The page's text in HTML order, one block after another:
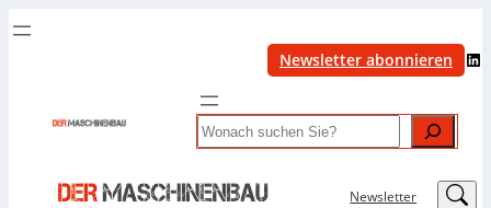
Newsletter abonnieren LinkedIn
Search
Newsletter LinkedIn